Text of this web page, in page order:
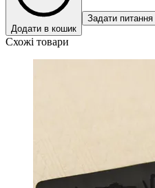
Додати в кошик
Задати питання
Схожі товари